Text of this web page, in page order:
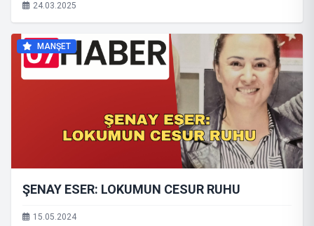
24.03.2025
MANŞET
ŞENAY ESER: LOKUMUN CESUR RUHU
15.05.2024